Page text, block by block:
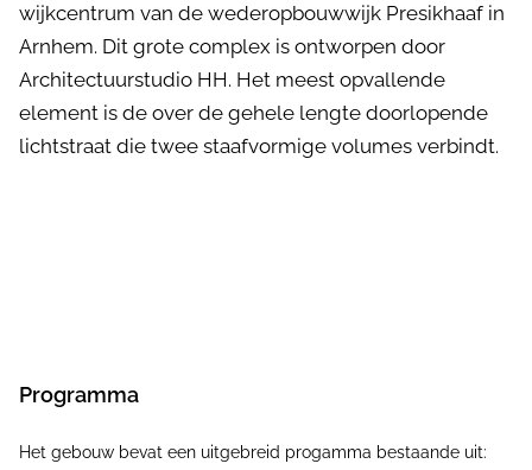
wijkcentrum van de wederopbouwwijk Presikhaaf in
Arnhem. Dit grote complex is ontworpen door
Architectuurstudio HH. Het meest opvallende
element is de over de gehele lengte doorlopende
lichtstraat die twee staafvormige volumes verbindt.
Programma
Het gebouw bevat een uitgebreid progamma bestaande uit: